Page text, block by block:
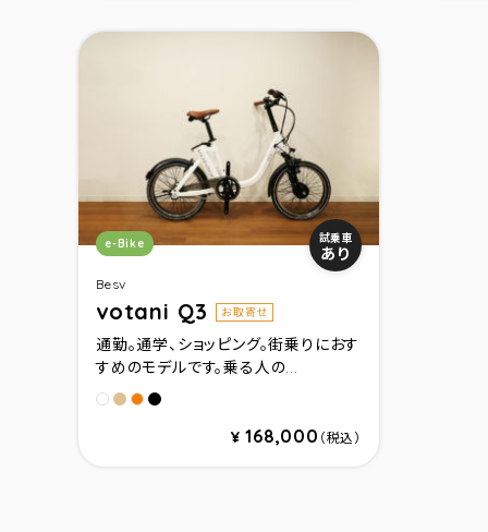
Besv
votani Q3 お取寄せ
カテゴリ：
e-Bike 試乗車
あり
通勤。通学、ショッピング。街乗りにおす
すめのモデルです。乗る人の...
ホワイト
ミルクベ－ジュ
カッパ－ゴ－ルド
グロスブラック
¥168,000 （税込）